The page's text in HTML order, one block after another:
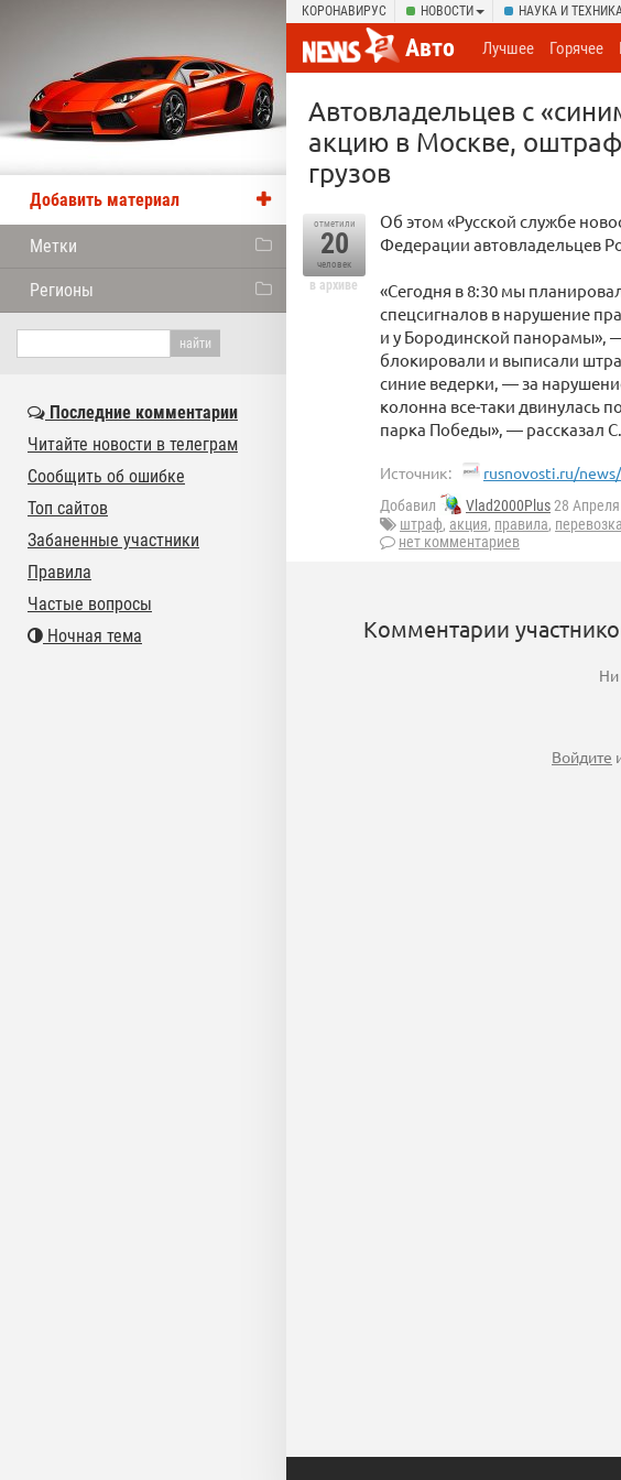
КОРОНАВИРУС НОВОСТИ НАУКА И
Авто Лучшее Горячее
Автовладельцев с
акцию в Москве,
грузов
отметили
20
человек
в архиве
Об этом «Русской службе
Федерации автовладельцев
«Сегодня в 8:30 мы
спецсигналов в нарушение
и у Бородинской панорамы»,
блокировали и выписали
синие ведерки, — за
колонна все-таки двинулась
парка Победы», — рассказал
Источник: rusnovosti.ru/
Добавил Vlad2000Plus28
штраф, акция, правила, перевозка
нет комментариев
Комментарии
Ни
Войдите
Добавить материал
Метки
Регионы
Последние комментарии
Читайте новости в телеграм
Сообщить об ошибке
Топ сайтов
Забаненные участники
Правила
Частые вопросы
Ночная тема